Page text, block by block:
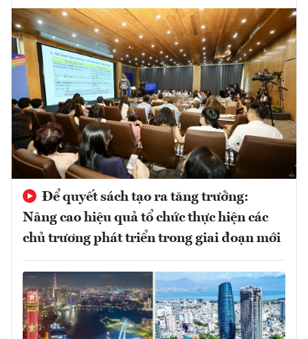
Để quyết sách tạo ra tăng trưởng:
Nâng cao hiệu quả tổ chức thực hiện các
chủ trương phát triển trong giai đoạn mới